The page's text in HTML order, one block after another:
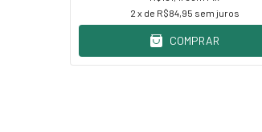
2 x de R$84,95 sem juros
COMPRAR